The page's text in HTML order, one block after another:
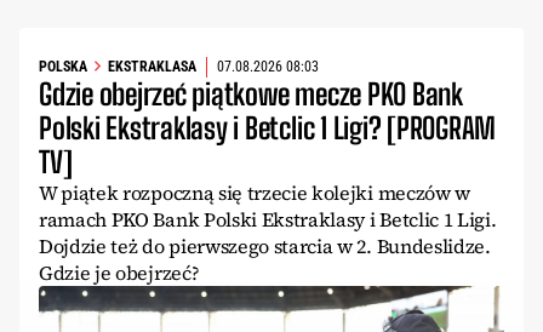
POLSKA EKSTRAKLASA 07.08.2026 08:03
Gdzie obejrzeć piątkowe mecze PKO Bank
Polski Ekstraklasy i Betclic 1 Ligi? [PROGRAM
TV]
W piątek rozpoczną się trzecie kolejki meczów w
ramach PKO Bank Polski Ekstraklasy i Betclic 1 Ligi.
Dojdzie też do pierwszego starcia w 2. Bundeslidze.
Gdzie je obejrzeć?